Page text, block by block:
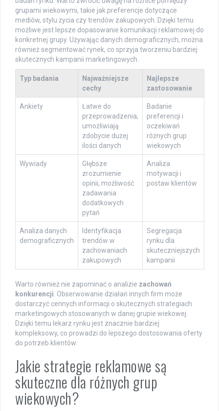
grupami wiekowymi, takie jak preferencje dotyczące
mediów, stylu życia czy trendów zakupowych. Dzięki temu
możliwe jest lepsze dopasowanie komunikacji reklamowej do
konkretnej grupy. Używając danych demograficznych, można
również segmentować rynek, co sprzyja tworzeniu bardziej
skutecznych kampanii marketingowych.
Typ badania
Najważniejsze
cechy
Najlepsze
zastosowanie
Ankiety
Łatwe do
przeprowadzenia,
umożliwiają
zdobycie dużej
ilości danych
Badanie
preferencji i
oczekiwań
różnych grup
wiekowych
Wywiady
Głębsze
zrozumienie
opinii, możliwość
zadawania
dodatkowych
pytań
Analiza
motywacji i
postaw klientów
Analiza danych
demograficznych
Identyfikacja
trendów w
zachowaniach
zakupowych
Segregacja
rynku dla
skuteczniejszych
kampanii
Warto również nie zapominać o analizie zachowań
konkurencji . Obserwowanie działań innych firm może
dostarczyć cennych informacji o skutecznych strategiach
marketingowych stosowanych w danej grupie wiekowej.
Dzięki temu lekarz rynku jest znacznie bardziej
kompleksowy, co prowadzi do lepszego dostosowania oferty
do potrzeb klientów.
Jakie strategie reklamowe są
skuteczne dla różnych grup
wiekowych?